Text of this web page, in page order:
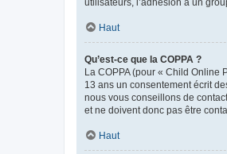
Haut
Qu’est-ce que la COPPA ?
La COPPA (pour « Child Online
13 ans un consentement écrit
nous vous conseillons de
et ne doivent donc pas être
Haut